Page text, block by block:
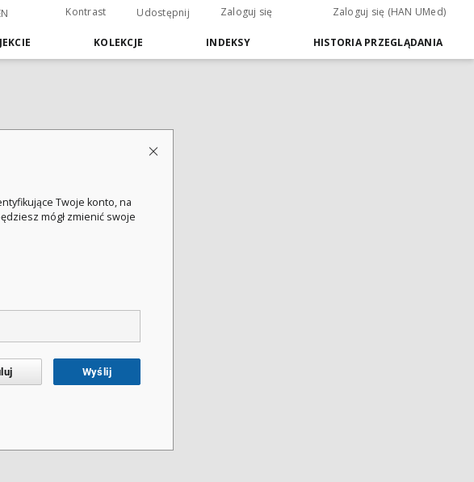
Kontrast Udostępnij Zaloguj się Zaloguj się (HAN UMed)
KOLEKCJE INDEKSY HISTORIA PRZEGLĄDANIA
Twoje konto, na
mógł zmienić swoje
Wyślij